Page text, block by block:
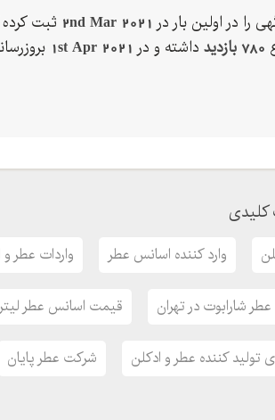
ماشین
آویز-عطری
ماشین
بوی ماشین صفر
را در اولین بار در 2nd Mar 2021 ثبت
780 بازدید داشته و در 1st Apr 2021
کلیدی
وارد کننده اسانس عطر واردات عطر و
شارابوت در تهران قیمت اسانس عطر
کننده عطر و ادکلن شرکت عطر پایان